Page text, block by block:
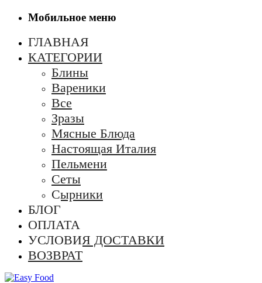
Мобильное меню
ГЛАВНАЯ
КАТЕГОРИИ
Блины
Вареники
Все
Зразы
Мясные Блюда
Настоящая Италия
Пельмени
Сеты
Сырники
БЛОГ
ОПЛАТА
УСЛОВИЯ ДОСТАВКИ
ВОЗВРАТ